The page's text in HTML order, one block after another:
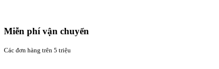
Miễn phí vận chuyển
Các đơn hàng trên 5 triệu